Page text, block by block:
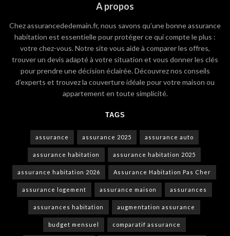
A propos
Chez assurancededemain.fr, nous savons qu’une bonne assurance
habitation est essentielle pour protéger ce qui compte le plus :
votre chez-vous. Notre site vous aide à comparer les offres,
trouver un devis adapté à votre situation et vous donner les clés
pour prendre une décision éclairée. Découvrez nos conseils
d’experts et trouvez la couverture idéale pour votre maison ou
appartement en toute simplicité.
TAGS
assurance assurance 2025 assurance auto
assurance habitation assurance habitation 2025
assurance habitation 2026 Assurance Habitation Pas Cher
assurance logement assurance maison assurances
assurances habitation augmentation assurance
budget mensuel comparatif assurance